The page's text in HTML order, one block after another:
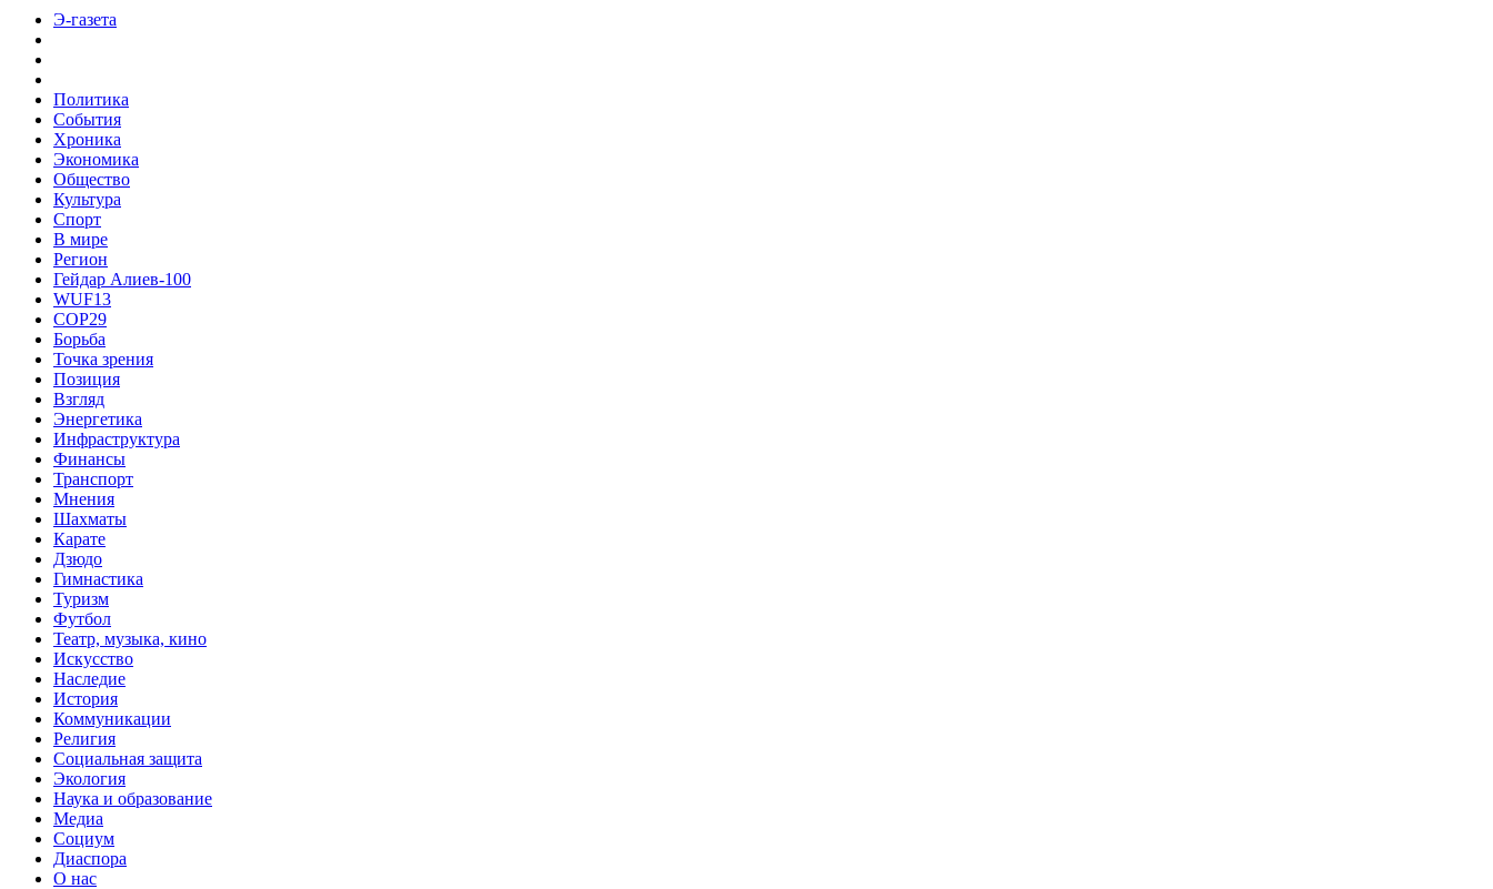
Э-газета
Политика
События
Хроника
Экономика
Общество
Культура
Спорт
В мире
Регион
Гейдар Алиев-100
WUF13
COP29
Борьба
Точка зрения
Позиция
Взгляд
Энергетика
Инфраструктура
Финансы
Транспорт
Мнения
Шахматы
Карате
Дзюдо
Гимнастика
Туризм
Футбол
Театр, музыка, кино
Искусство
Наследие
История
Коммуникации
Религия
Социальная защита
Экология
Наука и образование
Медиа
Социум
Диаспора
О нас